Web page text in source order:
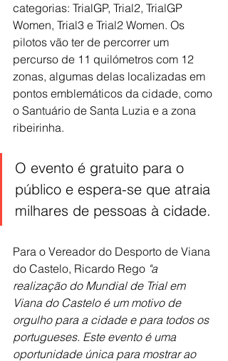
categorias: TrialGP, Trial2, TrialGP
Women, Trial3 e Trial2 Women. Os
pilotos vão ter de percorrer um
percurso de 11 quilómetros com 12
zonas, algumas delas localizadas em
pontos emblemáticos da cidade, como
o Santuário de Santa Luzia e a zona
ribeirinha.
O evento é gratuito para o
público e espera-se que atraia
milhares de pessoas à cidade.
Para o Vereador do Desporto de Viana
do Castelo, Ricardo Rego "a
realização do Mundial de Trial em
Viana do Castelo é um motivo de
orgulho para a cidade e para todos os
portugueses. Este evento é uma
oportunidade única para mostrar ao